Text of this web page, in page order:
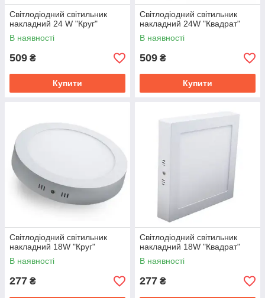
Світлодіодний світильник
накладний 24 W "Круг"
В наявності
509 ₴
Купити
Світлодіодний світильник
накладний 24W "Квадрат"
В наявності
509 ₴
Купити
Світлодіодний світильник
накладний 18W "Круг"
В наявності
277 ₴
Світлодіодний світильник
накладний 18W "Квадрат"
В наявності
277 ₴